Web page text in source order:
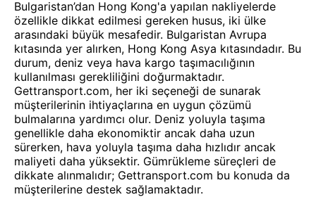
Bulgaristan’dan Hong Kong'a yapılan nakliyelerde
özellikle dikkat edilmesi gereken husus, iki ülke
arasındaki büyük mesafedir. Bulgaristan Avrupa
kıtasında yer alırken, Hong Kong Asya kıtasındadır. Bu
durum, deniz veya hava kargo taşımacılığının
kullanılması gerekliliğini doğurmaktadır.
Gettransport.com, her iki seçeneği de sunarak
müşterilerinin ihtiyaçlarına en uygun çözümü
bulmalarına yardımcı olur. Deniz yoluyla taşıma
genellikle daha ekonomiktir ancak daha uzun
sürerken, hava yoluyla taşıma daha hızlıdır ancak
maliyeti daha yüksektir. Gümrükleme süreçleri de
dikkate alınmalıdır; Gettransport.com bu konuda da
müşterilerine destek sağlamaktadır.